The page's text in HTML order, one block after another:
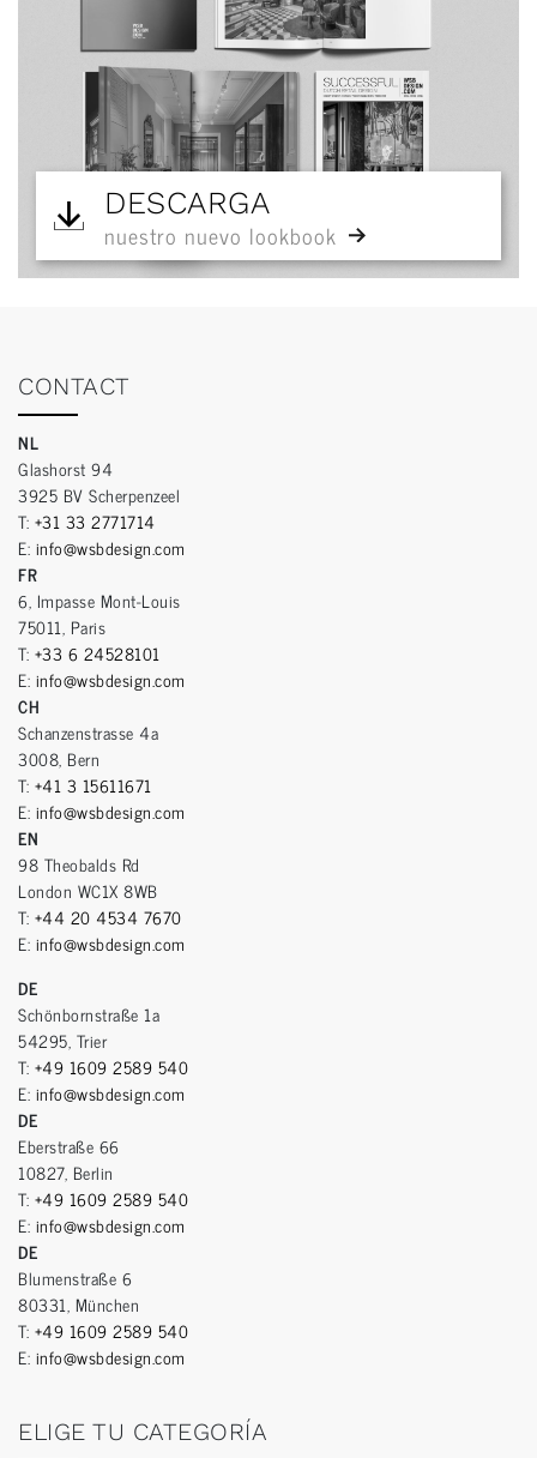
DESCARGA
nuestro nuevo lookbook
CONTACT
NL
Glashorst 94
3925 BV Scherpenzeel
T: +31 33 2771714
E: info@wsbdesign.com
FR
6, Impasse Mont-Louis
75011, Paris
T: +33 6 24528101
E: info@wsbdesign.com
CH
Schanzenstrasse 4a
3008, Bern
T: +41 3 15611671
E: info@wsbdesign.com
EN
98 Theobalds Rd
London WC1X 8WB
T: +44 20 4534 7670
E: info@wsbdesign.com
DE
Schönbornstraße 1a
54295, Trier
T: +49 1609 2589 540
E: info@wsbdesign.com
DE
Eberstraße 66
10827, Berlin
T: +49 1609 2589 540
E: info@wsbdesign.com
DE
Blumenstraße 6
80331, München
T: +49 1609 2589 540
E: info@wsbdesign.com
ELIGE TU CATEGORÍA